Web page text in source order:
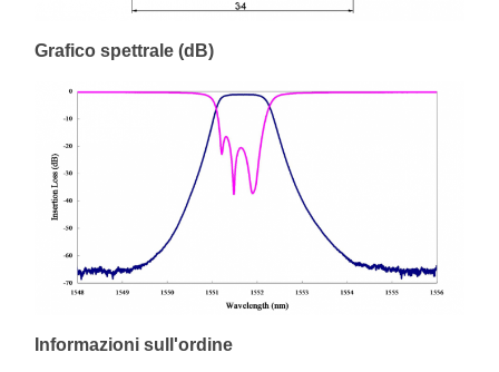
Grafico spettrale (dB)
Informazioni sull'ordine